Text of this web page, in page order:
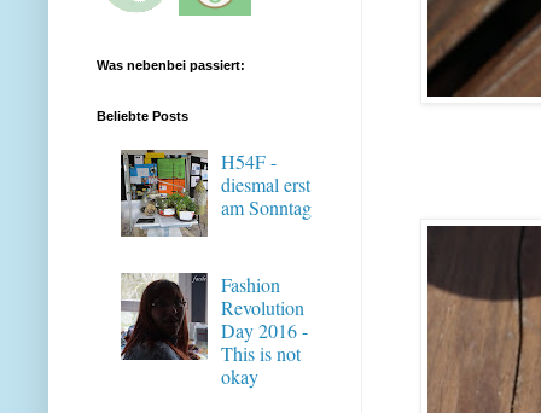
Was nebenbei passiert:
Beliebte Posts
H54F -
diesmal erst
am Sonntag
Fashion
Revolution
Day 2016 -
This is not
okay